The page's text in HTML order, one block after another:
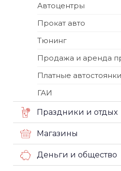
Автоцентры
Прокат авто
Тюнинг
Продажа и аренда
Платные автостоянки
ГАИ
Праздники и отдых
Магазины
Деньги и общество